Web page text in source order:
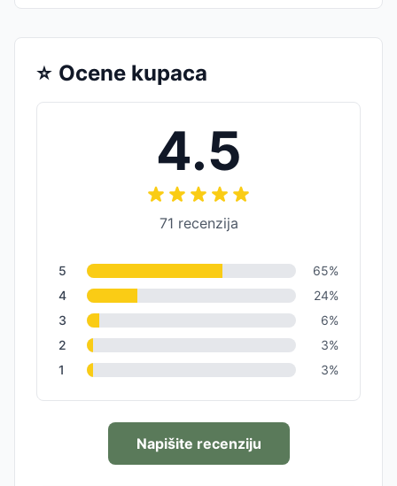
⭐ Ocene kupaca
4.5
71 recenzija
5 65%
4
24%
3
6%
2
3%
1
3%
Napišite recenziju